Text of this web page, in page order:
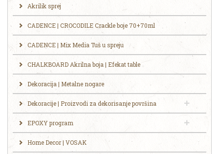
Akrilik sprej
CADENCE | CROCODILE Crackle boje 70+70ml
CADENCE | Mix Media Tuš u spreju
CHALKBOARD Akrilna boja | Efekat table
Dekoracija | Metalne nogare
Dekoracije | Proizvodi za dekorisanje površina
EPOXY program
Home Decor | VOSAK